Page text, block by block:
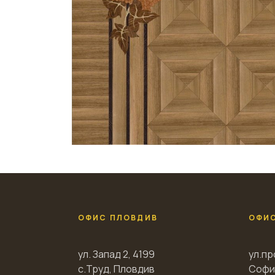
ОФИС ПЛОВДИВ
ул. Запад 2, 4199
с.Труд, Пловдив